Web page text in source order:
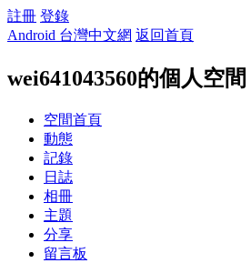
註冊 登錄
Android 台灣中文網 返回首頁
wei641043560的個人空間
空間首頁
動態
記錄
日誌
相冊
主題
分享
留言板